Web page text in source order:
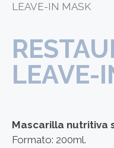
LEAVE-IN MASK
LEAVE-
Mascarilla nutritiva
Formato: 200ml.